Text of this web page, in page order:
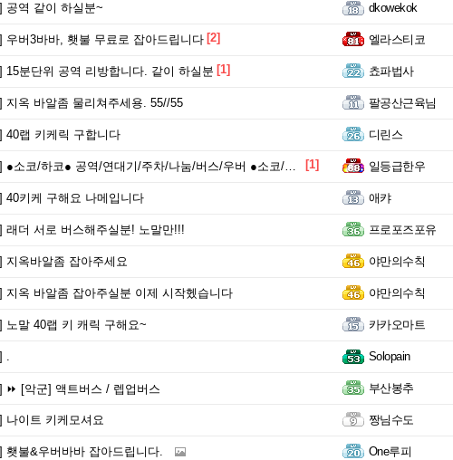
공역 같이 하실분~ dkowekok
우버3바바, 횃불 무료로 잡아드립니다 [2] 엘라스티코
15분단위 공역 리방합니다. 같이 하실분 [1] 쵸파법사
지옥 바알좀 물리쳐주세용. 55//55 팔공산근육님
40랩 키케릭 구합니다 디린스
●소코/하코● 공역/연대기/주차/나눔/버스/우버 ●소코/하코● [1] 일등급한우
40키케 구해요 나메입니다 애캬
래더 서로 버스해주실분! 노말만!!! 프로포즈포유
지옥바알좀 잡아주세요 야만의수칙
지옥 바알좀 잡아주실분 이제 시작헸습니다 야만의수칙
노말 40랩 키 캐릭 구해요~ 카카오마트
. Solopain
⏩ [악군] 액트버스 / 렙업버스 부산봉추
나이트 키케모셔요 짱님수도
횃불&우버바바 잡아드립니다. One루피